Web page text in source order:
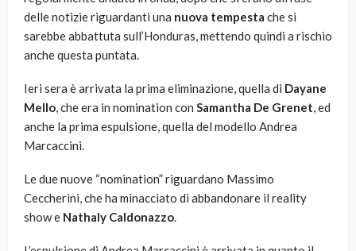
delle notizie riguardanti una nuova tempesta che si
sarebbe abbattuta sull’Honduras, mettendo quindi a rischio
anche questa puntata.
Ieri sera è arrivata la prima eliminazione, quella di Dayane
Mello, che era in nomination con Samantha De Grenet, ed
anche la prima espulsione, quella del modello Andrea
Marcaccini.
Le due nuove “nomination” riguardano Massimo
Ceccherini, che ha minacciato di abbandonare il reality
show e Nathaly Caldonazzo.